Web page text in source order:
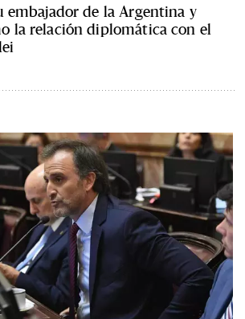
embajador de la Argentina y
la relación diplomática con el